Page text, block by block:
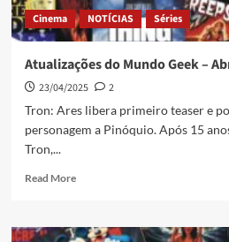
Cinema NOTÍCIAS Séries
Atualizações do Mundo Geek –
23/04/2025
2
Tron: Ares libera primeiro teaser e
personagem a Pinóquio. Após 15
Tron,...
Read More